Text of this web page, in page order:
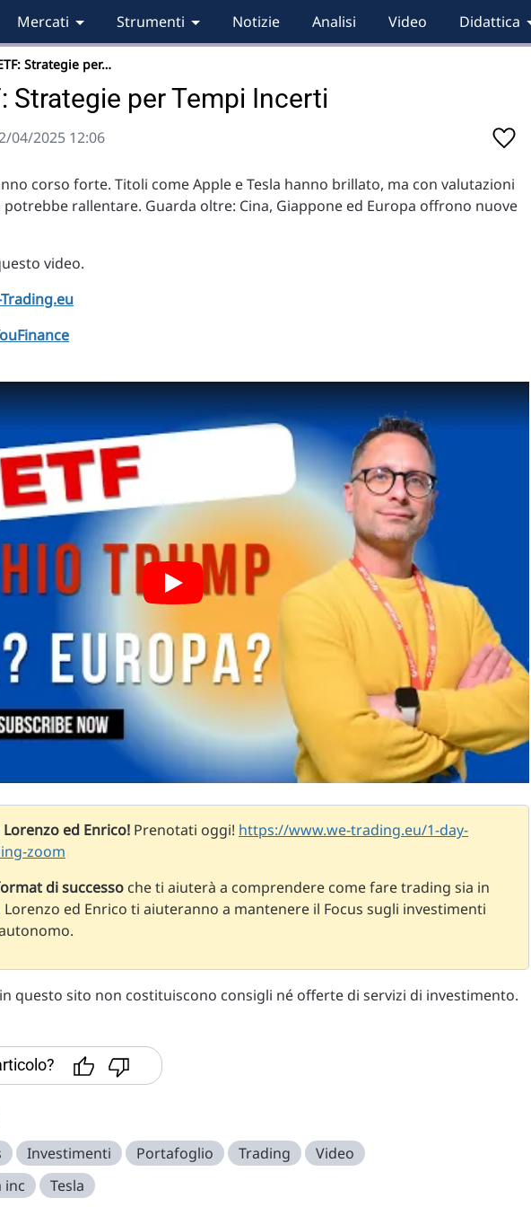
Mercati Strumenti Notizie Analisi Video Didattica
Strategie per…
Strategie per Tempi Incerti
04/2025 12:06
corso forte. Titoli come Apple e Tesla hanno brillato, ma con valutazioni
rallentare. Guarda oltre: Cina, Giappone ed Europa offrono nuove
video.
ed Enrico! Prenotati oggi! https://www.we-trading.eu/1-day-
zoom
di successo che ti aiuterà a comprendere come fare trading sia in
ed Enrico ti aiuteranno a mantenere il Focus sugli investimenti
questo sito non costituiscono consigli né offerte di servizi di investimento.
Investimenti Portafoglio Trading Video
inc Tesla